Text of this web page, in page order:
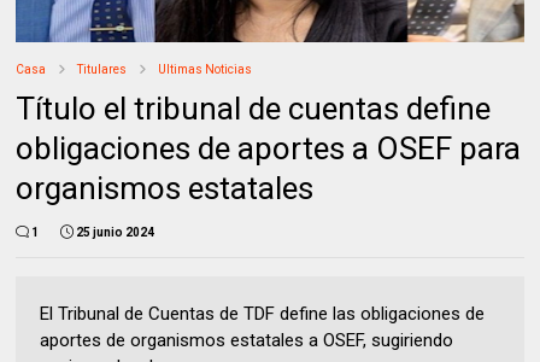
Casa Titulares Ultimas Noticias
Título el tribunal de cuentas define
obligaciones de aportes a OSEF para
organismos estatales
1 25 junio 2024
El Tribunal de Cuentas de TDF define las obligaciones de
aportes de organismos estatales a OSEF, sugiriendo